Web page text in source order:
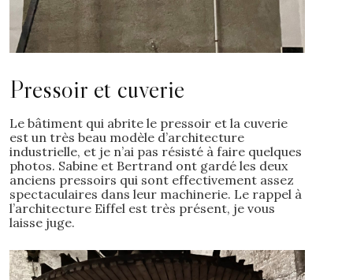
Pressoir et cuverie
Le bâtiment qui abrite le pressoir et la cuverie
est un très beau modèle d’architecture
industrielle, et je n’ai pas résisté à faire quelques
photos. Sabine et Bertrand ont gardé les deux
anciens pressoirs qui sont effectivement assez
spectaculaires dans leur machinerie. Le rappel à
l’architecture Eiffel est très présent, je vous
laisse juge.